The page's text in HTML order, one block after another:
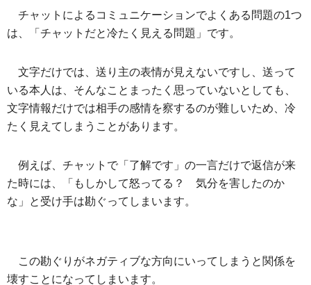
チャットによるコミュニケーションでよくある問題の1つ
は、「チャットだと冷たく見える問題」です。
文字だけでは、送り主の表情が見えないですし、送って
いる本人は、そんなことまったく思っていないとしても、
文字情報だけでは相手の感情を察するのが難しいため、冷
たく見えてしまうことがあります。
例えば、チャットで「了解です」の一言だけで返信が来
た時には、「もしかして怒ってる？ 気分を害したのか
な」と受け手は勘ぐってしまいます。
この勘ぐりがネガティブな方向にいってしまうと関係を
壊すことになってしまいます。